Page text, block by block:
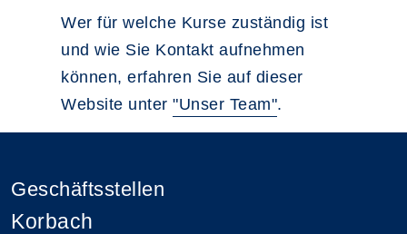
Wer für welche Kurse zuständig ist
und wie Sie Kontakt aufnehmen
können, erfahren Sie auf dieser
Website unter"Unser Team".
Geschäftsstellen
Korbach